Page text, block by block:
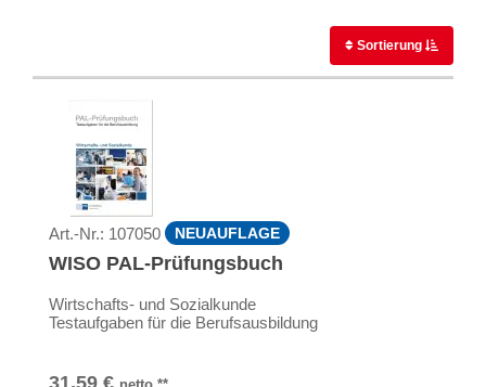
Sortierung
Art.-Nr.: 107050 NEUAUFLAGE
WISO PAL-Prüfungsbuch
Wirtschafts- und Sozialkunde
Testaufgaben für die Berufsausbildung
31,59 €